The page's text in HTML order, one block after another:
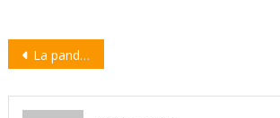
Navegación
entradas
La pandemia sigue golpeando al consumo